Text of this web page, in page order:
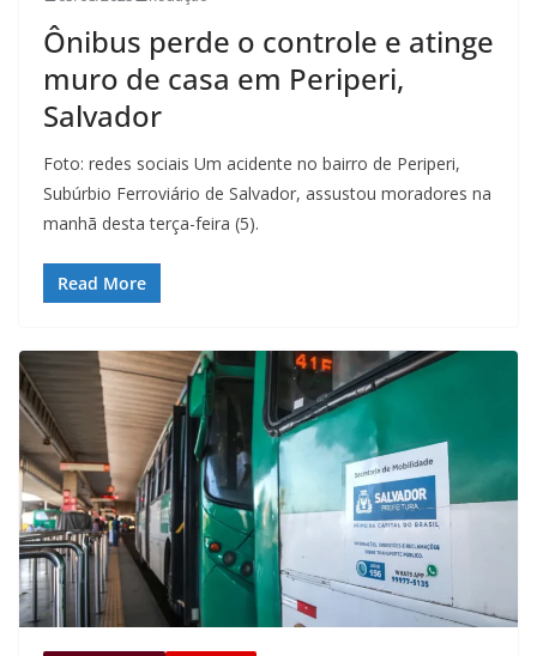
Ônibus perde o controle e atinge
muro de casa em Periperi,
Salvador
Foto: redes sociais Um acidente no bairro de Periperi,
Subúrbio Ferroviário de Salvador, assustou moradores na
manhã desta terça-feira (5).
Read More